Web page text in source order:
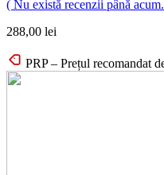
( Nu există recenzii până
288,00 lei
PRP – Prețul recomandat